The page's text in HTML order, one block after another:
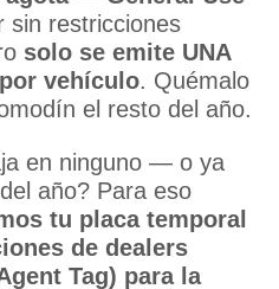
sin restricciones
solo se emite UNA
vehículo. Quémalo
el resto del año.
en ninguno — o ya
año? Para eso
tu placa temporal
de dealers
Tag) para la